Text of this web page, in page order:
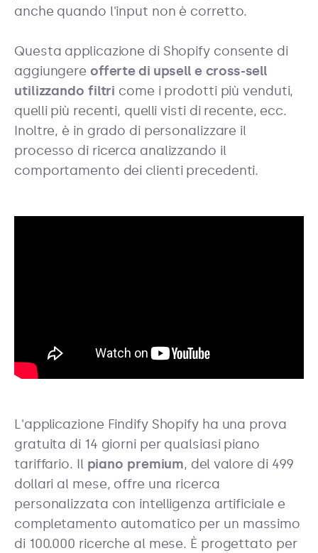
anche quando l'input non è corretto.
Questa applicazione di Shopify consente di
aggiungere offerte di upsell e cross-sell
utilizzando filtri come i prodotti più venduti,
quelli più recenti, quelli visti di recente, ecc.
Inoltre, è in grado di personalizzare il
processo di ricerca analizzando il
comportamento dei clienti precedenti.
L'applicazione Findify Shopify ha una prova
gratuita di 14 giorni per qualsiasi piano
tariffario. Il piano premium, del valore di 499
dollari al mese, offre una ricerca
personalizzata con intelligenza artificiale e
completamento automatico per un massimo
di 100.000 ricerche al mese. È progettato per